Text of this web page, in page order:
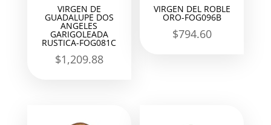
VIRGEN DE
GUADALUPE DOS
ANGELES
GARIGOLEADA
RUSTICA-FOG081C
$1,209.88
VIRGEN DEL ROBLE
ORO-FOG096B
$794.60